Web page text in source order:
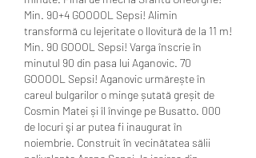
Min. 90+4 GOOOOL Sepsi! Alimin
transformă cu lejeritate o llovitură de la 11 m!
Min. 90 GOOOL Sepsi! Varga înscrie în
minutul 90 din pasa lui Aganovic. 70
GOOOOL Sepsi! Aganovic urmărește în
careul bulgarilor o minge șutată greșit de
Cosmin Matei și îl învinge pe Busatto. 000
de locuri şi ar putea fi inaugurat în
noiembrie. Construit în vecinătatea sălii